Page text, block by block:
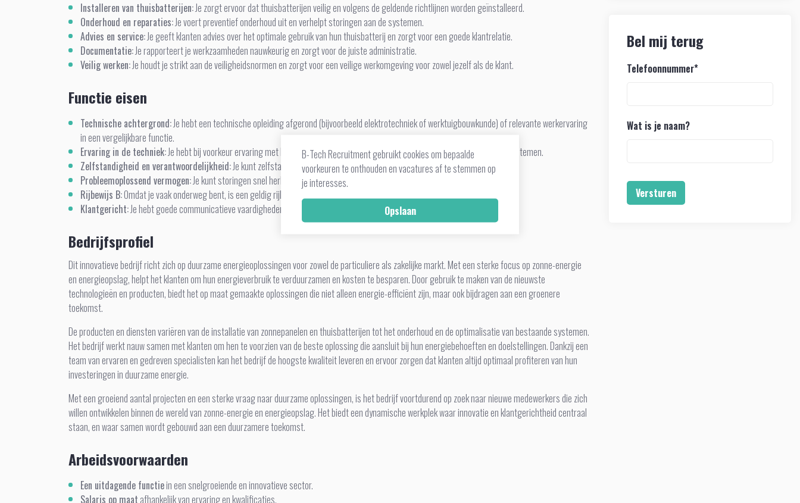
Installeren van thuisbatterijen:Je zorgt ervoor dat thuisbatterijen veilig en volgens de geldende richtlijnen worden geïnstalleerd.
Onderhoud en reparaties:Je voert preventief onderhoud uit en verhelpt storingen aan de systemen.
Advies en service:Je geeft klanten advies over het optimale gebruik van hun thuisbatterij en zorgt voor een goede klantrelatie.
Documentatie:Je rapporteert je werkzaamheden nauwkeurig en zorgt voor de juiste administratie.
Veilig werken:Je houdt je strikt aan de veiligheidsnormen en zorgt voor een veilige werkomgeving voor zowel jezelf als de klant.
Functie eisen
Technische achtergrond:Je hebt een technische opleiding afgerond (bijvoorbeeld elektrotechniek of werktuigbouwkunde) of relevante werkervaring
in een vergelijkbare functie.
Ervaring in de techniek:Je hebt bij voorkeur ervaring met het installeren van (thuis)batterijen, zonnepanelen of vergelijkbare systemen.
Zelfstandigheid en verantwoordelijkheid:Je kunt zelfstandig werken, maar kunt ook goed samenwerken binnen het team.
Probleemoplossend vermogen:Je kunt storingen snel herkennen en adequaat oplossen.
Rijbewijs B:Omdat je vaak onderweg bent, is een geldig rijbewijs B een vereiste.
Klantgericht:Je hebt goede communicatieve vaardigheden en weet klanten vriendelijk en professioneel te woord te staan.
Bedrijfsprofiel
Dit innovatieve bedrijf richt zich op duurzame energieoplossingen voor zowel de particuliere als zakelijke markt. Met een sterke focus op zonne-energie
en energieopslag, helpt het klanten om hun energieverbruik te verduurzamen en kosten te besparen. Door gebruik te maken van de nieuwste
technologieën en producten, biedt het op maat gemaakte oplossingen die niet alleen energie-efficiënt zijn, maar ook bijdragen aan een groenere
toekomst.
De producten en diensten variëren van de installatie van zonnepanelen en thuisbatterijen tot het onderhoud en de optimalisatie van bestaande systemen.
Het bedrijf werkt nauw samen met klanten om hen te voorzien van de beste oplossing die aansluit bij hun energiebehoeften en doelstellingen. Dankzij een
team van ervaren en gedreven specialisten kan het bedrijf de hoogste kwaliteit leveren en ervoor zorgen dat klanten altijd optimaal profiteren van hun
investeringen in duurzame energie.
Met een groeiend aantal projecten en een sterke vraag naar duurzame oplossingen, is het bedrijf voortdurend op zoek naar nieuwe medewerkers die zich
willen ontwikkelen binnen de wereld van zonne-energie en energieopslag. Het biedt een dynamische werkplek waar innovatie en klantgerichtheid centraal
staan, en waar samen wordt gebouwd aan een duurzamere toekomst.
Arbeidsvoorwaarden
Een uitdagende functiein een snelgroeiende en innovatieve sector.
Salaris op maat afhankelijk van ervaring en kwalificaties.
Bel mij terug
Telefoonnummer*
Wat is je naam?
Versturen
B-Tech Recruitment gebruikt cookies om bepaalde
voorkeuren te onthouden en vacatures af te stemmen op
je interesses.